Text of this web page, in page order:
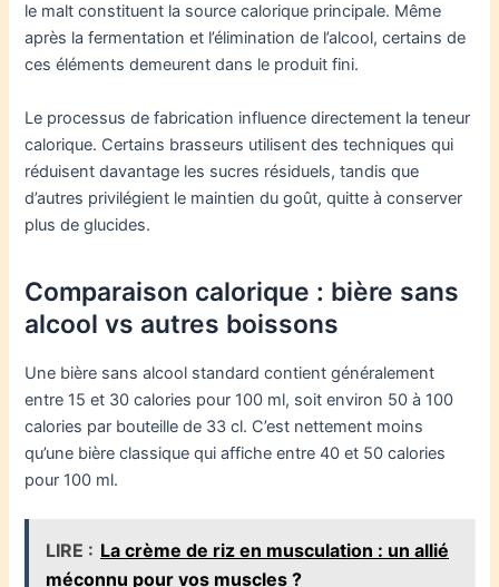
le malt constituent la source calorique principale. Même
après la fermentation et l’élimination de l’alcool, certains de
ces éléments demeurent dans le produit fini.
Le processus de fabrication influence directement la teneur
calorique. Certains brasseurs utilisent des techniques qui
réduisent davantage les sucres résiduels, tandis que
d’autres privilégient le maintien du goût, quitte à conserver
plus de glucides.
Comparaison calorique : bière sans
alcool vs autres boissons
Une bière sans alcool standard contient généralement
entre 15 et 30 calories pour 100 ml, soit environ 50 à 100
calories par bouteille de 33 cl. C’est nettement moins
qu’une bière classique qui affiche entre 40 et 50 calories
pour 100 ml.
LIRE : La crème de riz en musculation : un allié
méconnu pour vos muscles ?